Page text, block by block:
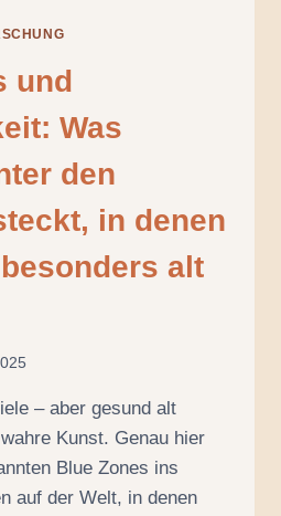
und
Was
den
in denen
alt
– aber gesund alt
Kunst. Genau hier
Blue Zones ins
auf der Welt, in denen